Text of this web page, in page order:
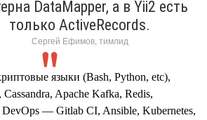
DataMapper, а в Yii2 есть
только ActiveRecords.
Сергей Ефимов, тимлид
языки (Bash, Python, etc),
Apache Kafka, Redis,
DevOps — Gitlab CI, Ansible, Kubernetes,